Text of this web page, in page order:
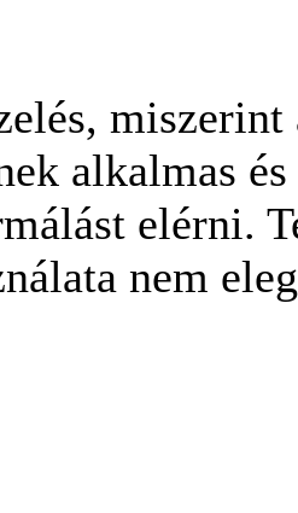
miszerint
alkalmas
elérni.
nem